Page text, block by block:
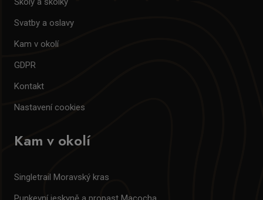
Svatby a oslavy
Kam v okolí
GDPR
Kontakt
Nastavení cookies
Kam v okolí
Singletrail Moravský kras